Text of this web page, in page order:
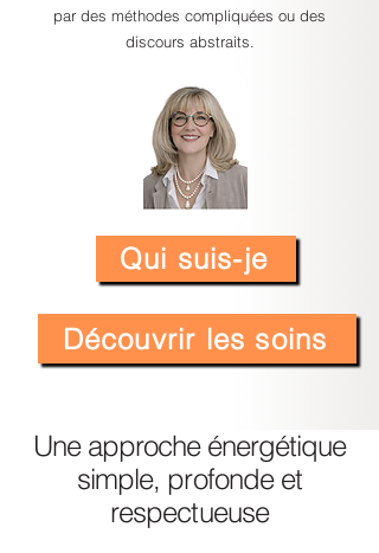
par des méthodes compliquées ou des
discours abstraits.
Qui suis-je
Découvrir les soins
Une approche énergétique
simple, profonde et
respectueuse